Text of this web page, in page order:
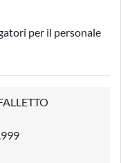
per il personale